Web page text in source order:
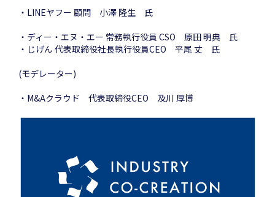
・LINEヤフー 顧問 小澤 隆生 氏
・ディー・エヌ・エー 常務執行役員 CSO 原田 明典 氏
・じげん 代表取締役社長執行役員CEO 平尾 丈 氏
(モデレーター)
・M&Aクラウド 代表取締役CEO 及川 厚博